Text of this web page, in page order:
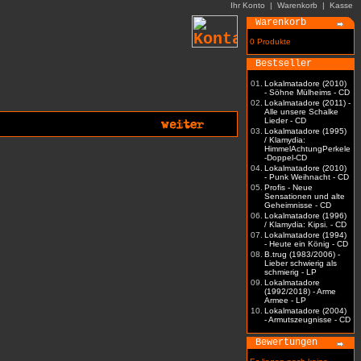
Ihr Konto | Warenkorb | Kasse
Warenkorb
0 Produkte
Bestseller
01.
Lokalmatadore (2010)
- Söhne Mülheims - CD
02. Lokalmatadore (2011) -
Alle unsere Schalke
Lieder - CD
03. Lokalmatadore (1995)
/ Klamydia:
HimmelAchtungPerkele
-Doppel-CD
04. Lokalmatadore (2010)
- Punk Weihnacht - CD
05. Profis - Neue
Sensationen und alte
Geheimnisse - CD
06. Lokalmatadore (1996)
/ Klamydia: Kipsi. - CD
07. Lokalmatadore (1994)
- Heute ein König - CD
08. B.trug (1983/2006) -
Lieber schwierig als
schmierig - LP
09. Lokalmatadore
(1992/2018) - Arme
Armee - LP
10. Lokalmatadore (2004)
- Armutszeugnisse - CD
Bewertungen